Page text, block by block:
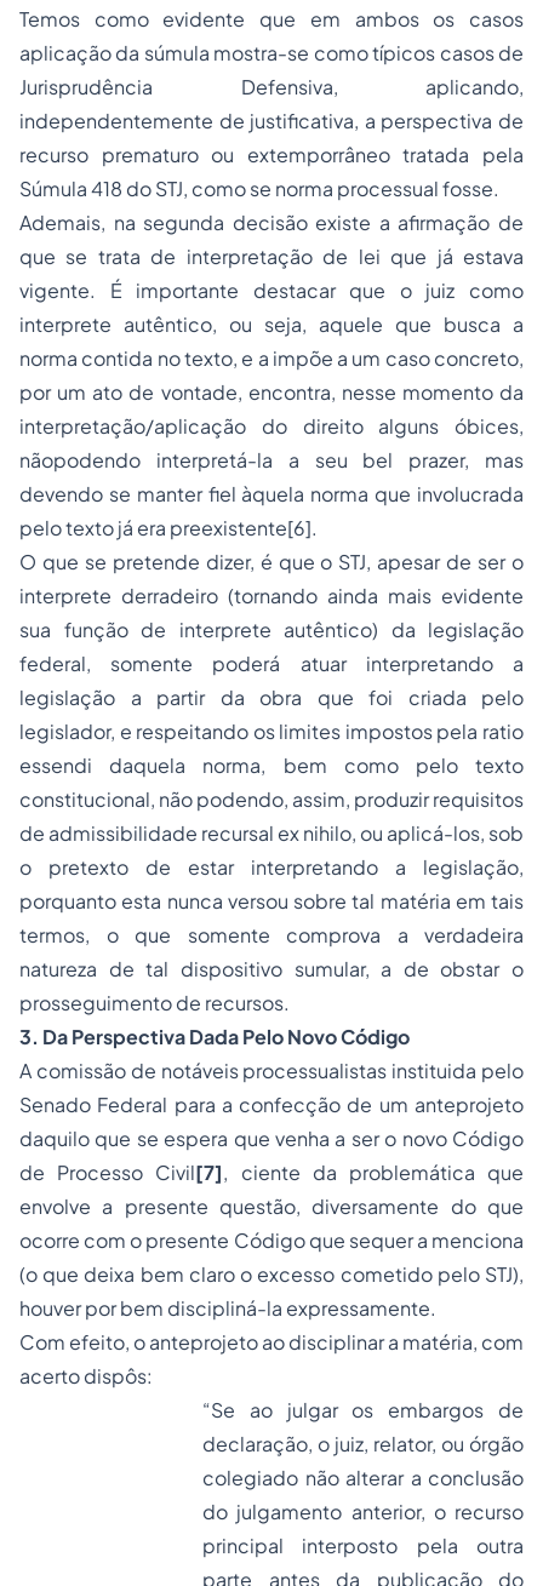
Temos como evidente que em ambos os casos
aplicação da súmula mostra-se como típicos casos de
Jurisprudência Defensiva, aplicando,
independentemente de justificativa, a perspectiva de
recurso prematuro ou extemporrâneo tratada pela
Súmula 418 do STJ, como se norma processual fosse.
Ademais, na segunda decisão existe a afirmação de
que se trata de interpretação de lei que já estava
vigente. É importante destacar que o juiz como
interprete autêntico, ou seja, aquele que busca a
norma contida no texto, e a impõe a um caso concreto,
por um ato de vontade, encontra, nesse momento da
interpretação/aplicação do direito alguns óbices,
nãopodendo interpretá-la a seu bel prazer, mas
devendo se manter fiel àquela norma que involucrada
pelo texto já era preexistente[6].
O que se pretende dizer, é que o STJ, apesar de ser o
interprete derradeiro (tornando ainda mais evidente
sua função de interprete autêntico) da legislação
federal, somente poderá atuar interpretando a
legislação a partir da obra que foi criada pelo
legislador, e respeitando os limites impostos pela ratio
essendi daquela norma, bem como pelo texto
constitucional, não podendo, assim, produzir requisitos
de admissibilidade recursal ex nihilo, ou aplicá-los, sob
o pretexto de estar interpretando a legislação,
porquanto esta nunca versou sobre tal matéria em tais
termos, o que somente comprova a verdadeira
natureza de tal dispositivo sumular, a de obstar o
prosseguimento de recursos.
3. Da Perspectiva Dada Pelo Novo Código
A comissão de notáveis processualistas instituida pelo
Senado Federal para a confecção de um anteprojeto
daquilo que se espera que venha a ser o novo Código
de Processo Civil[7], ciente da problemática que
envolve a presente questão, diversamente do que
ocorre com o presente Código que sequer a menciona
(o que deixa bem claro o excesso cometido pelo STJ),
houver por bem discipliná-la expressamente.
Com efeito, o anteprojeto ao disciplinar a matéria, com
acerto dispôs:
“Se ao julgar os embargos de
declaração, o juiz, relator, ou órgão
colegiado não alterar a conclusão
do julgamento anterior, o recurso
principal interposto pela outra
parte antes da publicação do